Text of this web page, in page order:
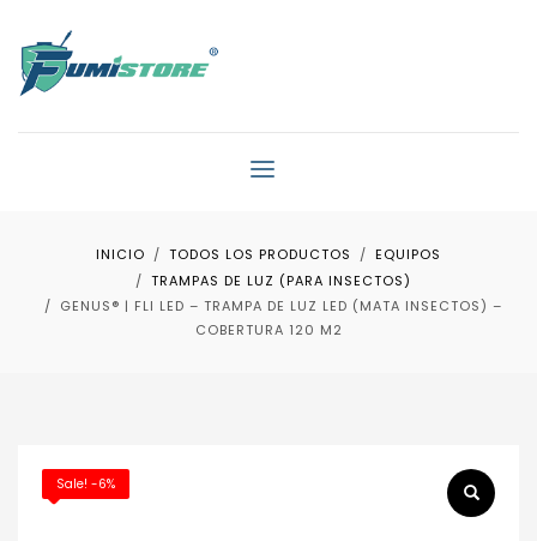
INICIO TODOS LOS PRODUCTOS
EQUIPOS
TRAMPAS DE LUZ (PARA INSECTOS)
GENUS® | FLI LED – TRAMPA DE LUZ LED (MATA INSECTOS) –
COBERTURA 120 M2
Sale! -6%